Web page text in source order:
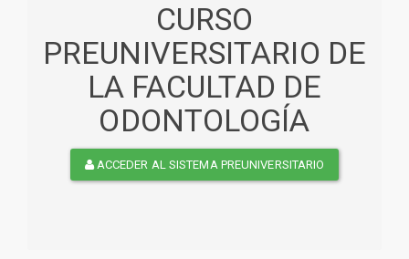
CURSO
PREUNIVERSITARIO DE
LA FACULTAD DE
ODONTOLOGÍA
ACCEDER AL SISTEMA PREUNIVERSITARIO